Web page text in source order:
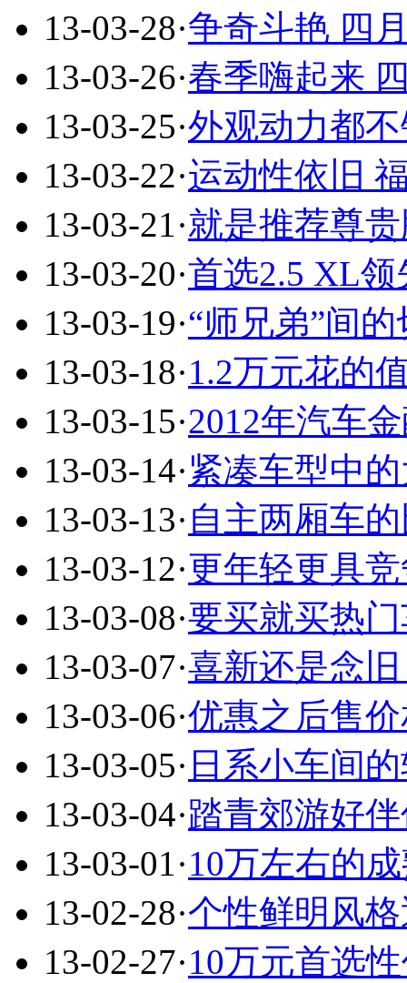
13-03-28·争奇斗艳 四
13-03-26·春季嗨起来
13-03-25·外观动力都
13-03-22·运动性依旧
13-03-21·就是推荐尊
13-03-20·首选2.5 XL
13-03-19·“师兄弟”间
13-03-18·1.2万元花的
13-03-15·2012年汽车
13-03-14·紧凑车型中
13-03-13· 自主两厢车
13-03-12·更年轻更具
13-03-08·要买就买热
13-03-07·喜新还是念
13-03-06·优惠之后售
13-03-05· 日系小车间
13-03-04·踏青郊游好
13-03-01·10万左右的
13-02-28·个性鲜明风
13-02-27·10万元首选